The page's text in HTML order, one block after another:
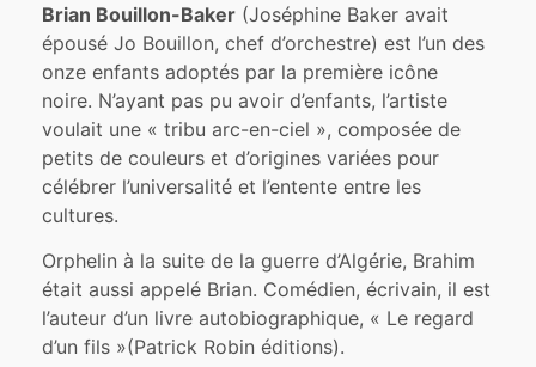
Brian Bouillon-Baker (Joséphine Baker avait
épousé Jo Bouillon, chef d’orchestre) est l’un des
onze enfants adoptés par la première icône
noire. N’ayant pas pu avoir d’enfants, l’artiste
voulait une « tribu arc-en-ciel », composée de
petits de couleurs et d’origines variées pour
célébrer l’universalité et l’entente entre les
cultures.
Orphelin à la suite de la guerre d’Algérie, Brahim
était aussi appelé Brian. Comédien, écrivain, il est
l’auteur d’un livre autobiographique, « Le regard
d’un fils »(Patrick Robin éditions).